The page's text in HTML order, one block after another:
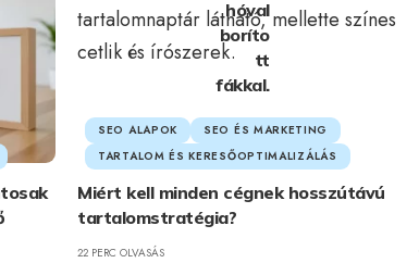
SEO ALAPOK
SEO ÉS MARKETING
TARTALOM ÉS KERESŐOPTIMALIZÁLÁS
Miért kell minden cégnek hosszútávú
tartalomstratégia?
22 PERC OLVASÁS